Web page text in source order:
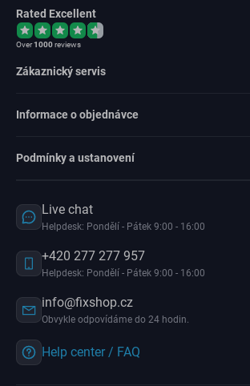
Rated Excellent
Over1000reviews
Zákaznický servis
Informace o objednávce
Podmínky a ustanovení
Live chat
Helpdesk: Pondělí - Pátek 9:00 - 16:00
+420 277 277 957
Helpdesk: Pondělí - Pátek 9:00 - 16:00
info@fixshop.cz
Obvykle odpovídáme do 24 hodin.
Help center / FAQ